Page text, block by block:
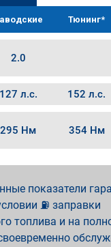
Тюнинг*
2.0
127 л.с. 152 л.с.
295 Нм 354 Нм
показатели
⛽ заправки
топлива и на